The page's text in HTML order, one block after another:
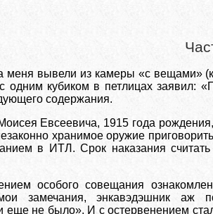
меня вывели из камеры «с вещами»
одним кубиком в петлицах заявил:
содержания.
Евсеевича, 1915 года
хранимое оружие
в ИТЛ. Срок наказания
особого совещания
замечания, энкавэдэшник аж
еще не было». И с остервенением